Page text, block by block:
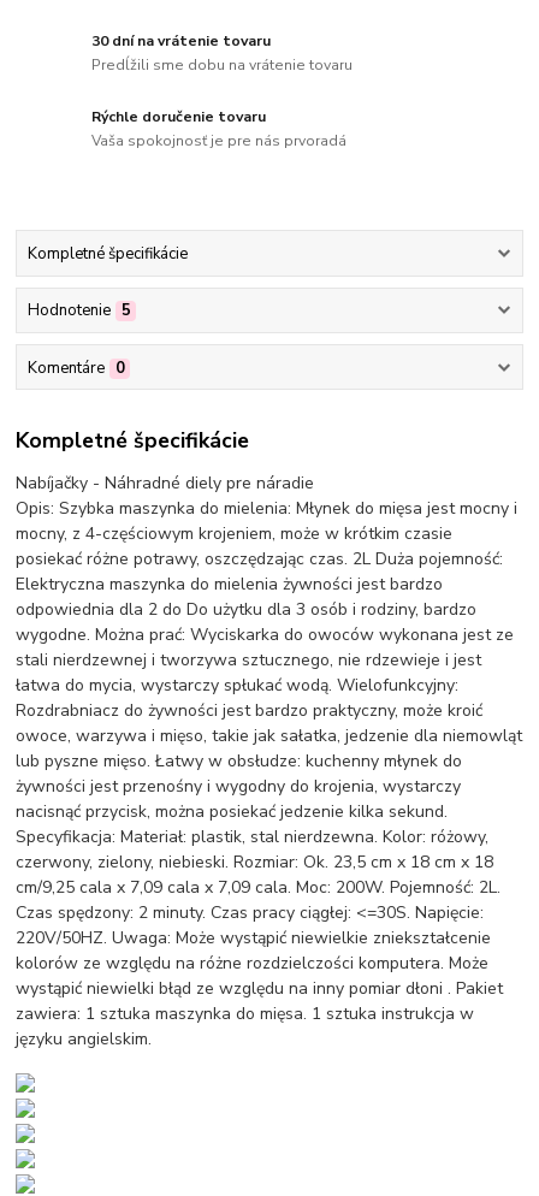
30 dní na vrátenie tovaru
Predĺžili sme dobu na vrátenie tovaru
Rýchle doručenie tovaru
Vaša spokojnosť je pre nás prvoradá
Kompletné špecifikácie
Hodnotenie 5
Komentáre 0
Kompletné špecifikácie
Nabíjačky - Náhradné diely pre náradie
Opis: Szybka maszynka do mielenia: Młynek do mięsa jest mocny i
mocny, z 4-częściowym krojeniem, może w krótkim czasie
posiekać różne potrawy, oszczędzając czas. 2L Duża pojemność:
Elektryczna maszynka do mielenia żywności jest bardzo
odpowiednia dla 2 do Do użytku dla 3 osób i rodziny, bardzo
wygodne. Można prać: Wyciskarka do owoców wykonana jest ze
stali nierdzewnej i tworzywa sztucznego, nie rdzewieje i jest
łatwa do mycia, wystarczy spłukać wodą. Wielofunkcyjny:
Rozdrabniacz do żywności jest bardzo praktyczny, może kroić
owoce, warzywa i mięso, takie jak sałatka, jedzenie dla niemowląt
lub pyszne mięso. Łatwy w obsłudze: kuchenny młynek do
żywności jest przenośny i wygodny do krojenia, wystarczy
nacisnąć przycisk, można posiekać jedzenie kilka sekund.
Specyfikacja: Materiał: plastik, stal nierdzewna. Kolor: różowy,
czerwony, zielony, niebieski. Rozmiar: Ok. 23,5 cm x 18 cm x 18
cm/9,25 cala x 7,09 cala x 7,09 cala. Moc: 200W. Pojemność: 2L.
Czas spędzony: 2 minuty. Czas pracy ciągłej: <=30S. Napięcie:
220V/50HZ. Uwaga: Może wystąpić niewielkie zniekształcenie
kolorów ze względu na różne rozdzielczości komputera. Może
wystąpić niewielki błąd ze względu na inny pomiar dłoni . Pakiet
zawiera: 1 sztuka maszynka do mięsa. 1 sztuka instrukcja w
języku angielskim.